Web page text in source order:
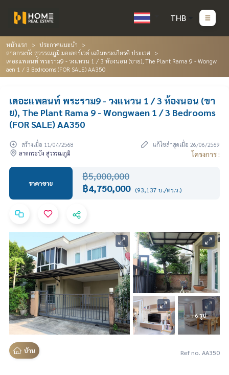
THB
หน้าแรก
ประกาศแนะนำ
ลาดกระบัง สุวรรณภูมิ มอเตอร์เวย์ เฉลิมพระเกียรติ ประเวศ
เดอะแพลนท์ พระราม9 - วงแหวน 1 / 3 ห้องนอน (ขาย), The Plant Rama 9 - Wongw
aen 1 / 3 Bedrooms (FOR SALE) AA350
เดอะแพลนท์ พระราม9 - วงแหวน 1 / 3 ห้องนอน (ขา
ย), The Plant Rama 9 - Wongwaen 1 / 3 Bedrooms
(FOR SALE) AA350
สร้างเมื่อ 11/04/2568
แก้ไขล่าสุดเมื่อ 26/06/2569
ลาดกระบัง สุวรรณภูมิ
โครงการ :
ราคาขาย
฿5,000,000
฿4,750,000 (93,137 บ./ตร.ว.)
+6 รูป
บ้าน Ref no. AA350